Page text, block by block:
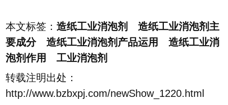
本文标签：造纸工业消泡剂 造纸工业消泡剂主
要成分 造纸工业消泡剂产品运用 造纸工业消
泡剂作用 工业消泡剂
转载注明出处：
http://www.bzbxpj.com/newShow_1220.html